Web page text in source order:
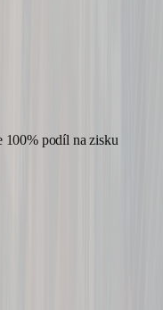
100% podíl na zisku